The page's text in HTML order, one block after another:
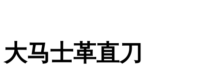
大马士革直刀